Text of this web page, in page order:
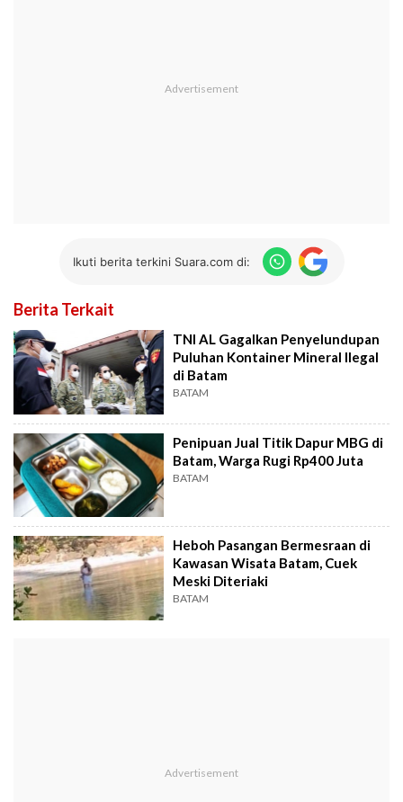
Ikuti berita terkini Suara.com di:
Berita Terkait
TNI AL Gagalkan Penyelundupan
Puluhan Kontainer Mineral Ilegal
di Batam
BATAM
Penipuan Jual Titik Dapur MBG di
Batam, Warga Rugi Rp400 Juta
BATAM
Heboh Pasangan Bermesraan di
Kawasan Wisata Batam, Cuek
Meski Diteriaki
BATAM